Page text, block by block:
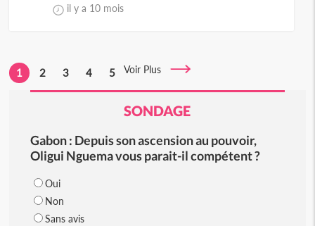
il y a 10 mois
1 2 3 4 5 Voir Plus
SONDAGE
Gabon : Depuis son ascension au pouvoir,
Oligui Nguema vous parait-il compétent ?
Oui
Non
Sans avis